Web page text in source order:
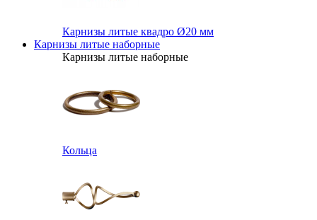
Карнизы литые квадро Ø20 мм
Карнизы литые наборные
Карнизы литые наборные
Кольца